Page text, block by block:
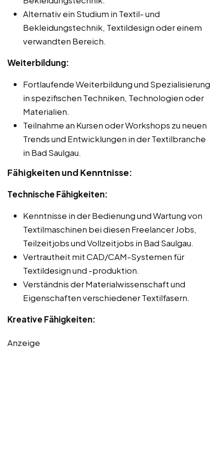
Alternativ ein Studium in Textil- und
Bekleidungstechnik, Textildesign oder einem
verwandten Bereich.
Weiterbildung:
Fortlaufende Weiterbildung und Spezialisierung
in spezifischen Techniken, Technologien oder
Materialien.
Teilnahme an Kursen oder Workshops zu neuen
Trends und Entwicklungen in der Textilbranche
in Bad Saulgau.
Fähigkeiten und Kenntnisse:
Technische Fähigkeiten:
Kenntnisse in der Bedienung und Wartung von
Textilmaschinen bei diesen Freelancer Jobs,
Teilzeitjobs und Vollzeitjobs in Bad Saulgau.
Vertrautheit mit CAD/CAM-Systemen für
Textildesign und -produktion.
Verständnis der Materialwissenschaft und
Eigenschaften verschiedener Textilfasern.
Kreative Fähigkeiten:
Anzeige